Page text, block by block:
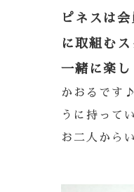
ピネスは
に取組む
一緒に楽
かおるです
うに持って
お二人から